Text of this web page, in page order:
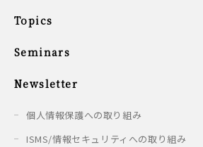
Topics
Seminars
Newsletter
個人情報保護への取り組み
ISMS/情報セキュリティへの取り組み